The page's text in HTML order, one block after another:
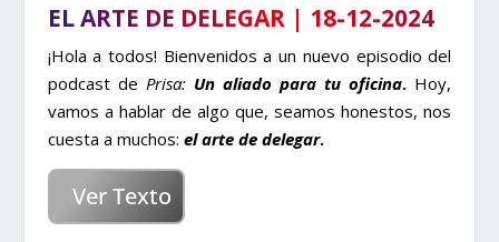
EL ARTE DE DELEGAR | 18-12-2024
¡Hola a todos! Bienvenidos a un nuevo episodio del
podcast de Prisa: Un aliado para tu oficina. Hoy,
vamos a hablar de algo que, seamos honestos, nos
cuesta a muchos: el arte de delegar.
Ver Texto